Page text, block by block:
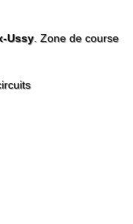
Ussy. Zone de course